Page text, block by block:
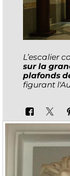
L’escalier
sur la
plafonds
figurant